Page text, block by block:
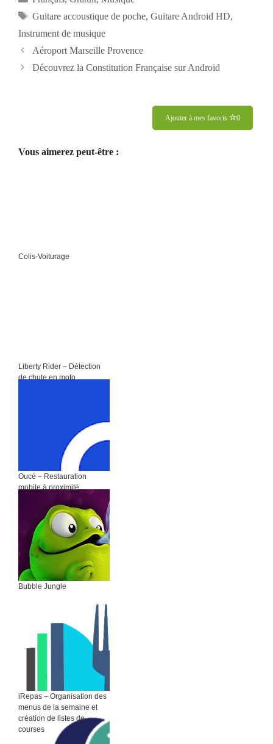
Étiquettes
Guitare accoustique de poche, Guitare Android HD,
Instrument de musique
Navigation
des
Aéroport Marseille Provence
Découvrez la Constitution Française sur Android
Ajouter à mes favoris 0
Vous aimerez peut-être :
Colis-Voiturage
Liberty Rider – Détection
de chute en moto
Oucé – Restauration
mobile à proximité
Bubble Jungle
iRepas – Organisation des
menus de la semaine et
création de listes de
courses